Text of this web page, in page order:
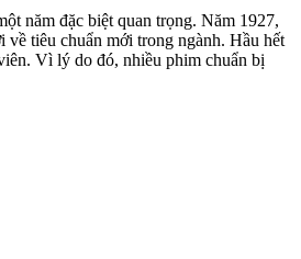
năm đặc biệt quan trọng. Năm 1927,
về tiêu chuẩn mới trong ngành. Hầu hết
Vì lý do đó, nhiều phim chuẩn bị